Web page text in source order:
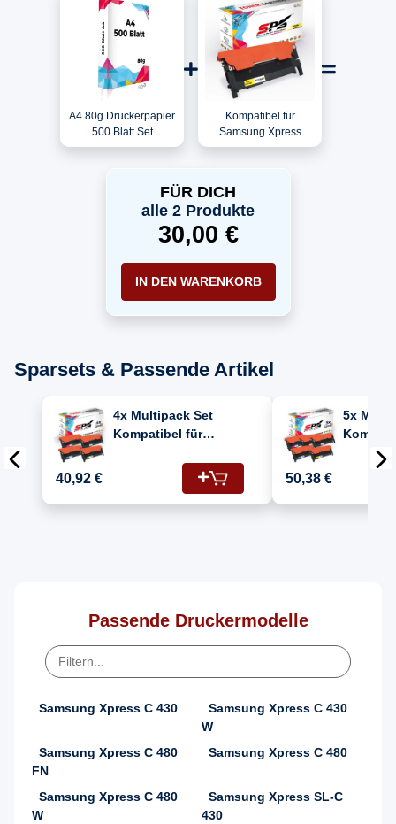
A4 80g Druckerpapier
500 Blatt Set
Kompatibel für
Samsung Xpress
C480W
Toner Gelb
FÜR DICH
alle 2 Produkte
30,00 €
IN DEN WARENKORB
Sparsets & Passende Artikel
4x Multipack Set
Kompatibel für
480 W (CLT-C404S,
CLT-M404S, CLT-
Y404S, CLT-K404S)
40,92 €
5x
480 W
Y404S,
50,38 €
Passende Druckermodelle
Samsung Xpress C 430
Samsung Xpress C 430
W
Samsung Xpress C 480
FN
Samsung Xpress C 480
Samsung Xpress C 480
W
Samsung Xpress SL-C
430